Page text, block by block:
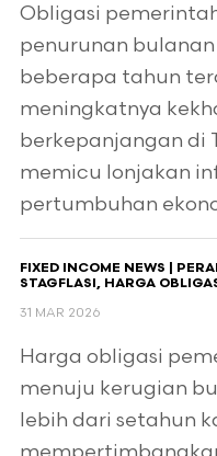
Obligasi
penurunan
beberapa tahun
meningkatnya
berkepanjangan di
memicu lonjakan
pertumbuhan
FIXED INCOME NEWS |
STAGFLASI, HARGA
31 MAR 2026
Harga obligasi
menuju kerugian
lebih dari setahun